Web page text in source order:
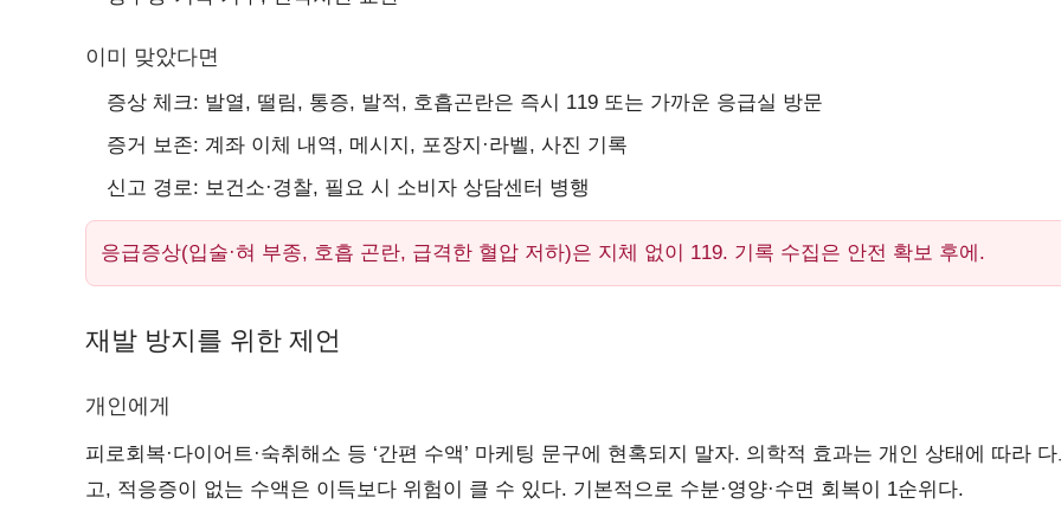
이미 맞았다면
증상 체크: 발열, 떨림, 통증, 발적, 호흡곤란은 즉시 119 또는 가까운 응급실 방문
증거 보존: 계좌 이체 내역, 메시지, 포장지·라벨, 사진 기록
신고 경로: 보건소·경찰, 필요 시 소비자 상담센터 병행
응급증상(입술·혀 부종, 호흡 곤란, 급격한 혈압 저하)은 지체 없이 119. 기록 수집은 안전 확보 후에.
재발 방지를 위한 제언
개인에게
피로회복·다이어트·숙취해소 등 ‘간편 수액’ 마케팅 문구에 현혹되지 말자. 의학적 효과는 개인 상태에 따라
고, 적응증이 없는 수액은 이득보다 위험이 클 수 있다. 기본적으로 수분·영양·수면 회복이 1순위다.